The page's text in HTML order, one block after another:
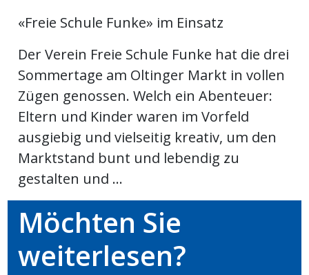
Fussball
«Freie Schule Funke» im Einsatz
Der Verein Freie Schule Funke hat die drei
Sommertage am Oltinger Markt in vollen
Zügen genossen. Welch ein Abenteuer:
Eltern und Kinder waren im Vorfeld
ausgiebig und vielseitig kreativ, um den
Marktstand bunt und lebendig zu
gestalten und ...
Möchten Sie
weiterlesen?